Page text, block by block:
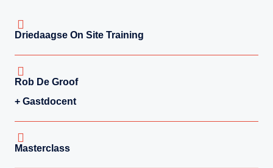
Driedaagse On Site Training
Rob De Groof
+ Gastdocent
Masterclass